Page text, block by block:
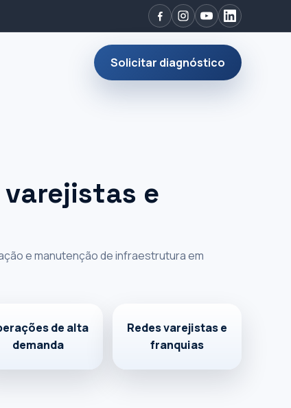
Solicitar diagnóstico
e
e manutenção de infraestrutura em
de alta
demanda
Redes varejistas e
franquias